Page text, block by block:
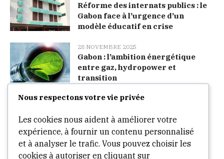
Nous respectons votre vie privée
Les cookies nous aident à améliorer votre
expérience, à fournir un contenu personnalisé
et à analyser le trafic. Vous pouvez choisir les
cookies à autoriser en cliquant sur
Réforme des internats publics : le
Gabon face à l’urgence d’un
modèle éducatif en crise
28 NOVEMBRE 2025
Gabon : l’ambition énergétique
entre gaz, hydropower et
transition
Arts
Culture